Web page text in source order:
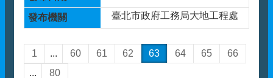
臺北市政府工務局大地工程處
1 ... 60 61 62 63 64 65
66
...
80